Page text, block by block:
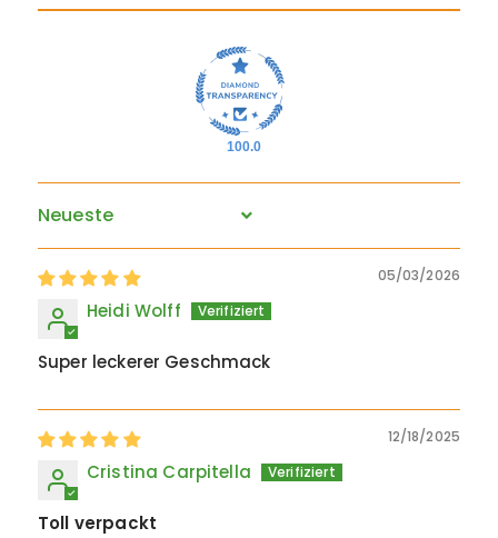
100.0
Sort by
05/03/2026
Heidi Wolff
Super leckerer Geschmack
12/18/2025
Cristina Carpitella
Toll verpackt